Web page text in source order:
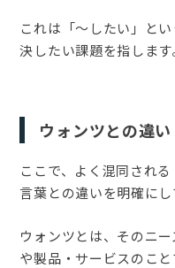
これは「〜したい」と
決したい課題を指します
ウォンツとの違い
ここで、よく混同され
言葉との違いを明確にし
ウォンツとは、そのニ
や製品・サービスのこと